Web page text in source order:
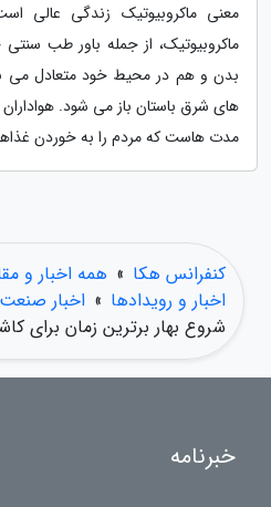
معنی ماکروبیوتیک زندگی عالی
ماکروبیوتیک، از جمله باور طب
بدن و هم در محیط خود متعادل می
های شرق باستان باز می شود.
مدت هاست که مردم را به خوردن
کنفرانس هکا » همه اخبار و
اخبار و رویدادها » اخبار صنعت
شروع بهار برترین زمان برای
خبرنامه